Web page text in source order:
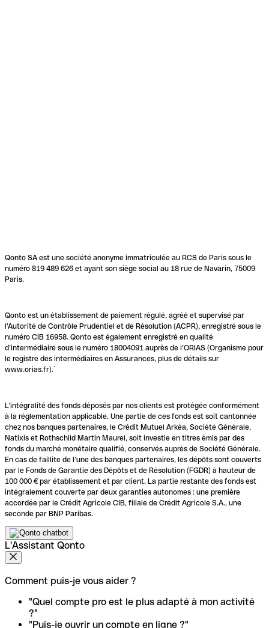
Qonto SA est une société anonyme immatriculée au RCS de Paris sous le
numéro 819 489 626 et ayant son siège social au 18 rue de Navarin, 75009
Paris.
Qonto est un établissement de paiement régulé, agréé et supervisé par
l'Autorité de Contrôle Prudentiel et de Résolution (ACPR), enregistré sous le
numéro CIB 16958. Qonto est également enregistré en qualité
d’intermédiaire sous le numéro 18004091 auprès de l’ORIAS (Organisme pour
le registre des intermédiaires en Assurances, plus de détails sur
www.orias.fr).`
L'intégralité des fonds déposés par nos clients est protégée conformément
à la réglementation applicable. Une partie de ces fonds est soit cantonnée
chez nos banques partenaires, le Crédit Mutuel Arkéa, Société Générale,
Natixis et Rothschild Martin Maurel, soit investie en titres émis par des
fonds du marché monétaire qualifié, conservés auprès de Société Générale.
En cas de faillite de l’une des banques partenaires, les dépôts sont couverts
par le Fonds de Garantie des Dépôts et de Résolution (FGDR) à hauteur de
100 000 € par établissement et par client. La partie restante des fonds est
intégralement couverte par deux garanties autonomes : une première
accordée par le Crédit Agricole CIB, filiale de Crédit Agricole S.A., une
seconde par BNP Paribas.
L'Assistant Qonto
Comment puis-je vous aider ?
"Quel compte pro est le plus adapté à mon activité
?"
"Puis-je ouvrir un compte en ligne ?"